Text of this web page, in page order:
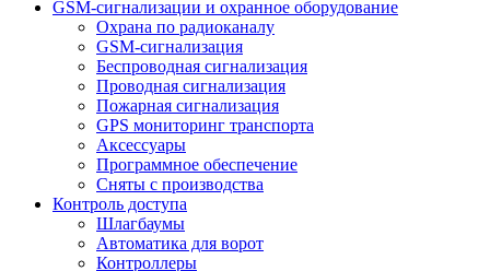
GSM-сигнализации и охранное оборудование
Охрана по радиоканалу
GSM-сигнализация
Беспроводная сигнализация
Проводная сигнализация
Пожарная сигнализация
GPS мониторинг транспорта
Аксессуары
Программное обеспечение
Сняты с производства
Контроль доступа
Шлагбаумы
Автоматика для ворот
Контроллеры